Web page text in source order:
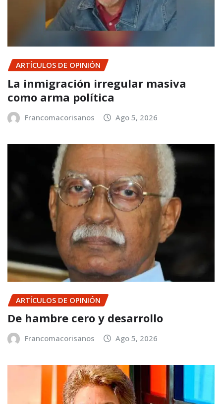
ARTÍCULOS DE OPINIÓN
La inmigración irregular masiva
como arma política
Francomacorisanos Ago 5, 2026
ARTÍCULOS DE OPINIÓN
De hambre cero y desarrollo
Francomacorisanos Ago 5, 2026